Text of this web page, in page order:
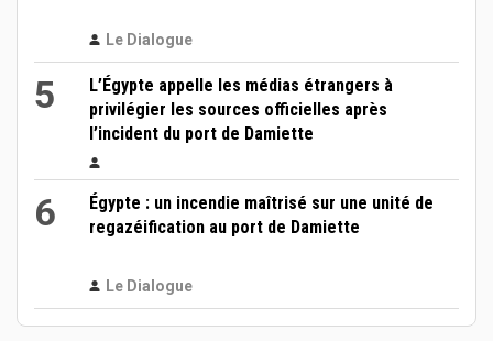
Le Dialogue
5
L’Égypte appelle les médias étrangers à
privilégier les sources officielles après
l’incident du port de Damiette
6
Égypte : un incendie maîtrisé sur une unité de
regazéification au port de Damiette
Le Dialogue